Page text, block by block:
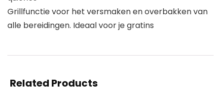
Grillfunctie voor het versmaken en overbakken van
alle bereidingen. Ideaal voor je gratins
Related Products